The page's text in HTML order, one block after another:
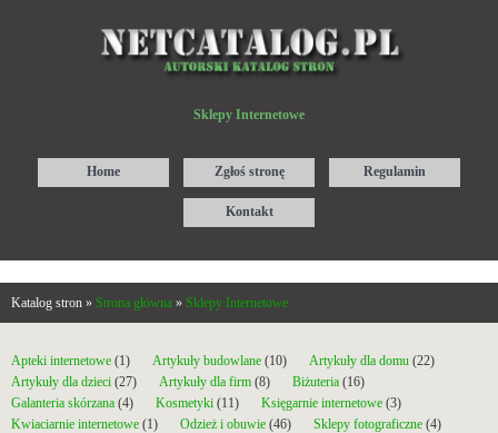
Sklepy Internetowe
Home Zgłoś stronę Regulamin
Kontakt
Katalog stron » Strona główna » Sklepy Internetowe
Apteki internetowe (1) Artykuły budowlane (10) Artykuły dla domu (22)
Artykuły dla dzieci (27) Artykuły dla firm (8) Biżuteria (16)
Galanteria skórzana (4) Kosmetyki (11) Księgarnie internetowe (3)
Kwiaciarnie internetowe (1) Odzież i obuwie (46) Sklepy fotograficzne (4)